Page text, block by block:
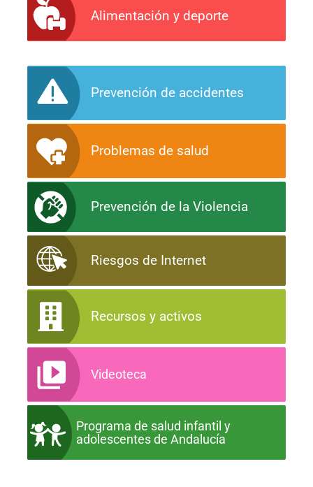
Alimentación y deporte
Prevención de accidentes
Problemas de salud
Prevención de la Violencia
Riesgos de Internet
Recursos y activos
Videoteca
Programa de salud infantil y
adolescentes de Andalucía